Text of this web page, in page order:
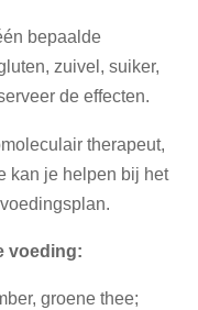
bepaalde
zuivel, suiker,
de effecten.
therapeut,
kan je helpen bij het
voeding:
groene thee;